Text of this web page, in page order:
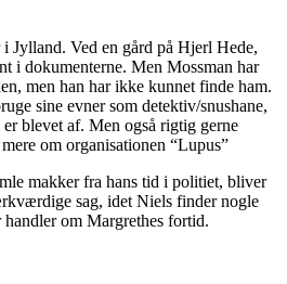
Jylland. Ved en gård på Hjerl Hede,
i dokumenterne. Men Mossman har
men han har ikke kunnet finde ham.
sine evner som detektiv/snushane,
blevet af. Men også rigtig gerne
om organisationen “Lupus”
makker fra hans tid i politiet, bliver
sag, idet Niels finder nogle
om Margrethes fortid.